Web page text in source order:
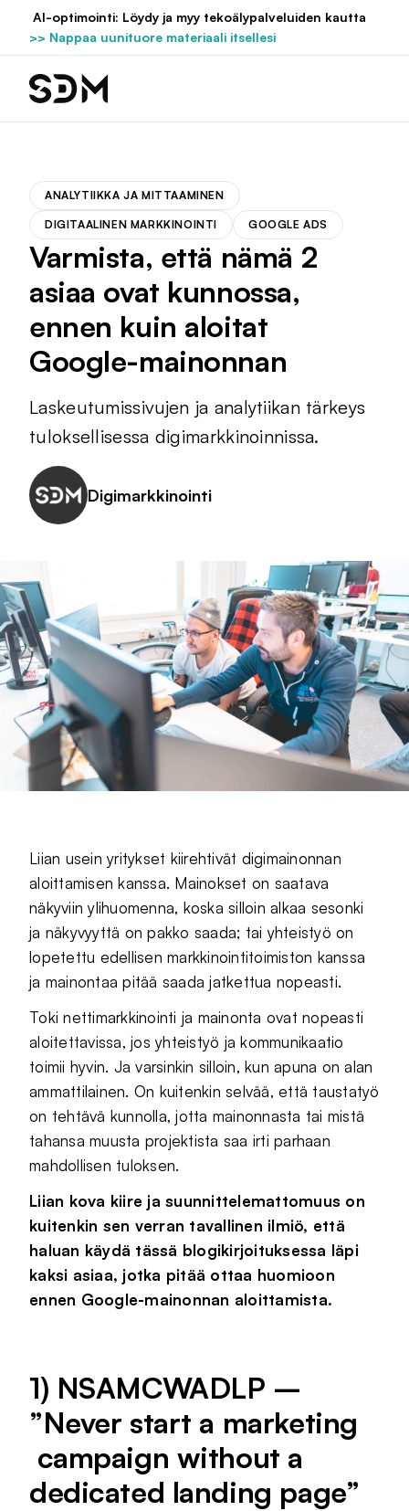
Hyppää
sisältöön
AI-optimointi: Löydy ja myy tekoälypalveluiden kautta
>> Nappaa uunituore materiaali itsellesi
ANALYTIIKKA JA MITTAAMINEN
DIGITAALINEN MARKKINOINTI GOOGLE ADS
Varmista, että nämä 2
asiaa ovat kunnossa,
ennen kuin aloitat
Google-mainonnan
Laskeutumissivujen ja analytiikan tärkeys
tuloksellisessa digimarkkinoinnissa.
Digimarkkinointi
Liian usein yritykset kiirehtivät digimainonnan
aloittamisen kanssa. Mainokset on saatava
näkyviin ylihuomenna, koska silloin alkaa sesonki
ja näkyvyyttä on pakko saada; tai yhteistyö on
lopetettu edellisen markkinointitoimiston kanssa
ja mainontaa pitää saada jatkettua nopeasti.
Toki nettimarkkinointi ja mainonta ovat nopeasti
aloitettavissa, jos yhteistyö ja kommunikaatio
toimii hyvin. Ja varsinkin silloin, kun apuna on alan
ammattilainen. On kuitenkin selvää, että taustatyö
on tehtävä kunnolla, jotta mainonnasta tai mistä
tahansa muusta projektista saa irti parhaan
mahdollisen tuloksen.
Liian kova kiire ja suunnittelemattomuus on
kuitenkin sen verran tavallinen ilmiö, että
haluan käydä tässä blogikirjoituksessa läpi
kaksi asiaa, jotka pitää ottaa huomioon
ennen Google-mainonnan aloittamista.
1) NSAMCWADLP –
”Never start a marketing
campaign without a
dedicated landing page”